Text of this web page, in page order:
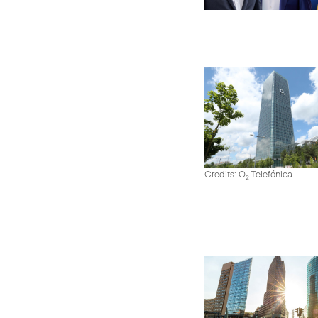
Credits: O2Telefónica